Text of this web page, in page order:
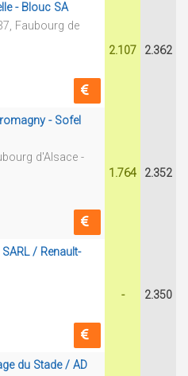
- Blouc SA
Faubourg de
2.107 2.362
- Sofel
d'Alsace -
1.764 2.352
/ Renault-
- 2.350
du Stade / AD